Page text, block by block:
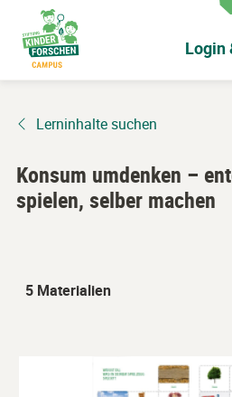
Hauptinhalt
wechseln
Login
Lerninhalte suchen
Konsum umdenken –
spielen, selber machen
5 Materialien